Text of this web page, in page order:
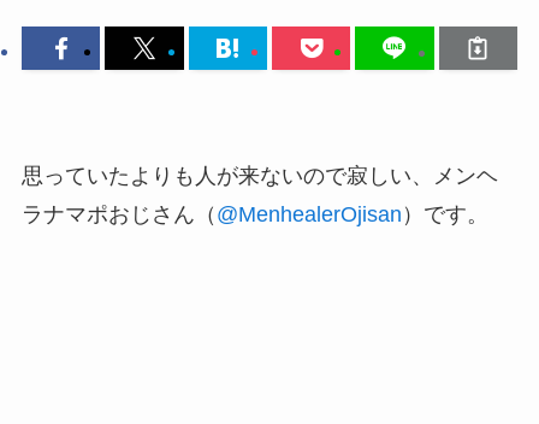
思っていたよりも人が来ないので寂しい、メンヘ
ラナマポおじさん（ @MenhealerOjisan ）です。